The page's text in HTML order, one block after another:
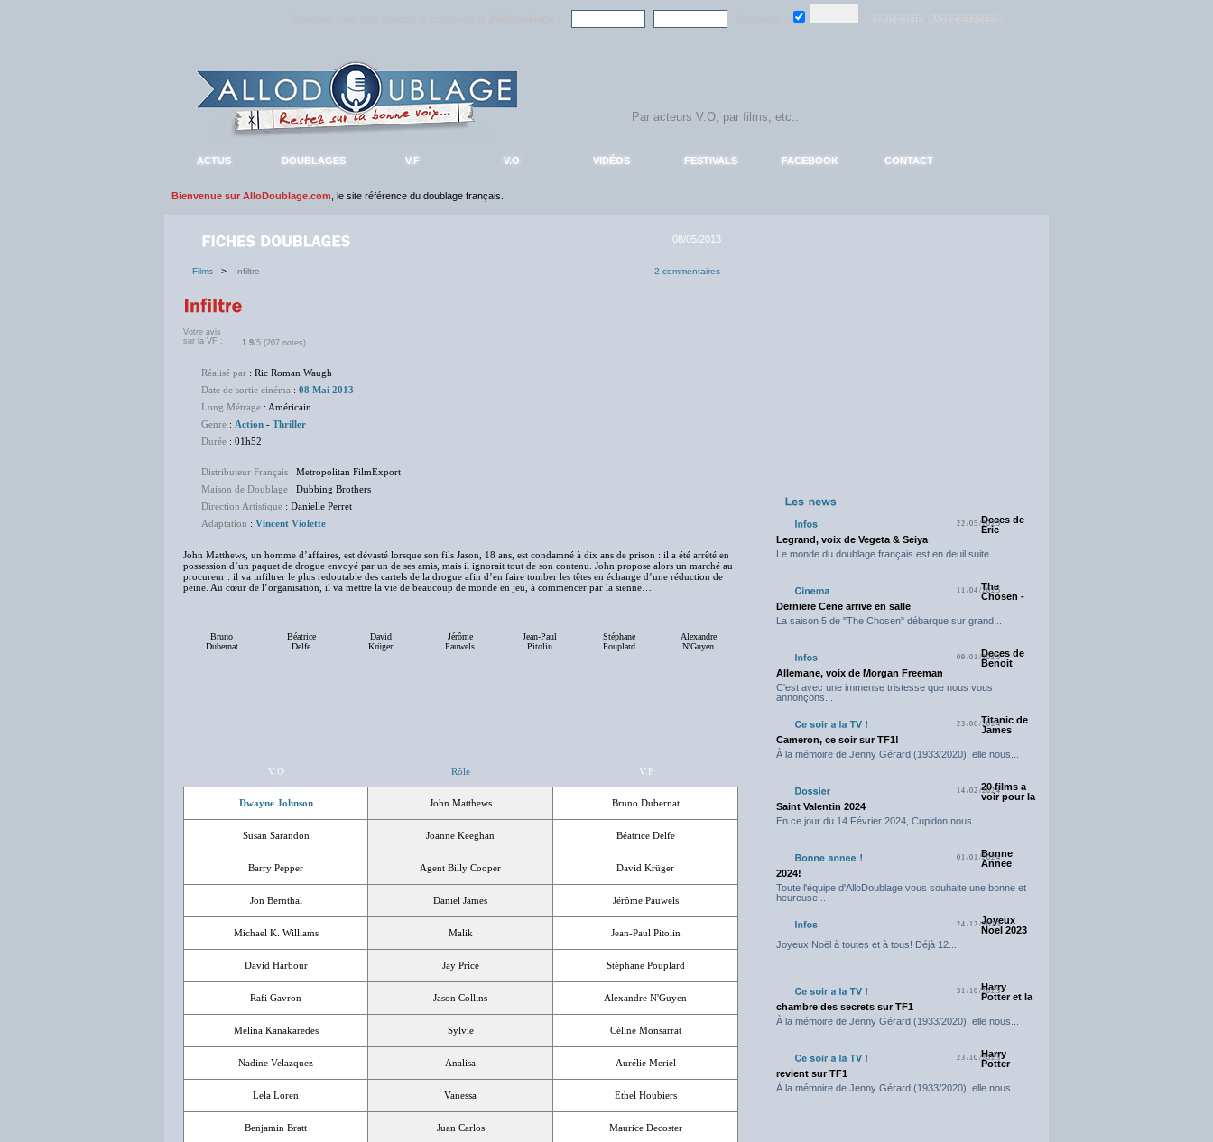
ACTUS DOUBLAGES V.F V.O VIDÉOS FESTIVALS FACEBOOK CONTACT
Bienvenue sur AlloDoublage.com , le site référence du doublage français.
08/05/2013
Films > Infiltre 2 commentaires
Votre avis
sur la VF :
1.9/5 (207 notes)
Réalisé par : Ric Roman Waugh
Date de sortie cinéma : 08 Mai 2013
Long Métrage : Américain
Genre : Action - Thriller
Durée : 01h52
Distributeur Français : Metropolitan FilmExport
Maison de Doublage : Dubbing Brothers
Direction Artistique : Danielle Perret
Adaptation : Vincent Violette
John Matthews, un homme d’affaires, est dévasté lorsque son fils Jason, 18 ans, est condamné à dix ans de prison : il a été arrêté en
possession d’un paquet de drogue envoyé par un de ses amis, mais il ignorait tout de son contenu. John propose alors un marché au
procureur : il va infiltrer le plus redoutable des cartels de la drogue afin d’en faire tomber les têtes en échange d’une réduction de
peine. Au cœur de l’organisation, il va mettre la vie de beaucoup de monde en jeu, à commencer par la sienne…
Bruno
Dubernat
Béatrice
Delfe
David
Krüger
Jérôme
Pauwels
Jean-Paul
Pitolin
Stéphane
Pouplard
Alexandre
N'Guyen
V.O Rôle V.F
Dwayne Johnson John Matthews Bruno Dubernat
Susan Sarandon Joanne Keeghan Béatrice Delfe
Barry Pepper Agent Billy Cooper David Krüger
Jon Bernthal Daniel James Jérôme Pauwels
Michael K. Williams Malik Jean-Paul Pitolin
David Harbour Jay Price Stéphane Pouplard
Rafi Gavron Jason Collins Alexandre N'Guyen
Melina Kanakaredes Sylvie Céline Monsarrat
Nadine Velazquez Analisa Aurélie Meriel
Lela Loren Vanessa Ethel Houbiers
Benjamin Bratt Juan Carlos Maurice Decoster
22/05/2025Deces de
Eric
Legrand, voix de Vegeta & Seiya
Le monde du doublage français est en deuil suite...
11/04/2025
The
Chosen -
Derniere Cene arrive en salle
La saison 5 de "The Chosen" débarque sur grand...
09/01/2025Deces de
Benoit
Allemane, voix de Morgan Freeman
C'est avec une immense tristesse que nous vous
annonçons...
23/06/2024Titanic de
James
Cameron, ce soir sur TF1!
À la mémoire de Jenny Gérard (1933/2020), elle nous...
14/02/202420 films a
voir pour la
Saint Valentin 2024
En ce jour du 14 Février 2024, Cupidon nous...
01/01/2024
Bonne
Annee
2024!
Toute l'équipe d'AlloDoublage vous souhaite une bonne et
heureuse...
24/12/2023
Joyeux
Noel 2023
Joyeux Noël à toutes et à tous! Déjà 12...
31/10/2023
Harry
Potter et la
chambre des secrets sur TF1
À la mémoire de Jenny Gérard (1933/2020), elle nous...
23/10/2023
Harry
Potter
revient sur TF1
À la mémoire de Jenny Gérard (1933/2020), elle nous...